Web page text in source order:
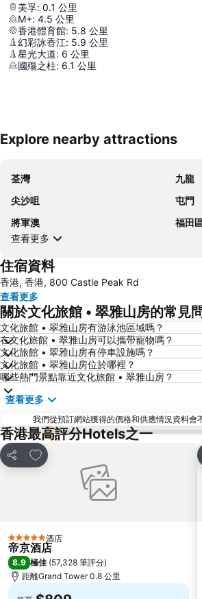
美孚: 0.1 公里
M+: 4.5 公里
香港體育館: 5.8 公里
幻彩詠香江: 5.9 公里
星光大道: 6 公里
國殤之柱: 6.1 公里
Explore nearby attractions
荃灣 九龍
尖沙咀
屯門
將軍澳
福田
查看更多
住宿資料
香港, 香港, 800 Castle Peak Rd
查看更多
關於文化旅館 • 翠雅山房的常見
文化旅館 • 翠雅山房有游泳池區域嗎？
在文化旅館 • 翠雅山房可以攜帶寵物嗎？
文化旅館 • 翠雅山房有停車設施嗎？
文化旅館 • 翠雅山房位於哪裡？
哪些熱門景點靠近文化旅館 • 翠雅山房？
查看更多
我們從預訂網站獲得的價格和供應情況資料會
香港最高評分Hotels之一
分享
放到收藏夾
5 星級 酒店
帝京酒店
8.9 極佳 (57,328 筆評分)
距離Grand Tower 0.8 公里